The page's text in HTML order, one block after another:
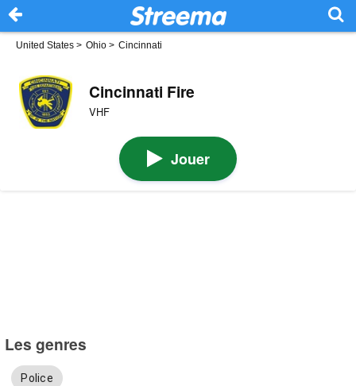
United States > Ohio > Cincinnati
Cincinnati Fire
VHF
Jouer
Les genres
Police